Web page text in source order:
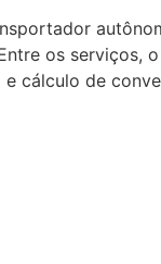
os
e cálculo de